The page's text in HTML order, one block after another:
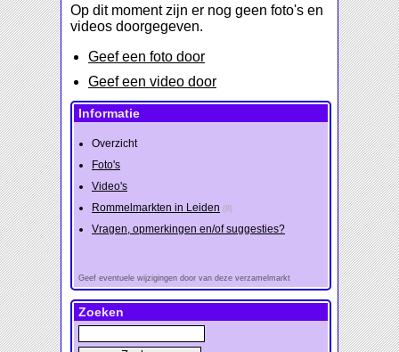
Op dit moment zijn er nog geen foto's en
videos doorgegeven.
Geef een foto door
Geef een video door
Informatie
Overzicht
Foto's
Video's
Rommelmarkten in Leiden (8)
Vragen, opmerkingen en/of suggesties?
Geef eventuele wijzigingen door van deze verzamelmarkt
Zoeken